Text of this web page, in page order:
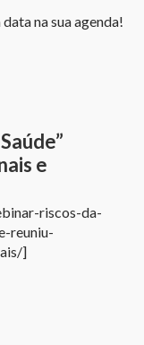
na sua agenda!
e
riscos-da-
reuniu-
]